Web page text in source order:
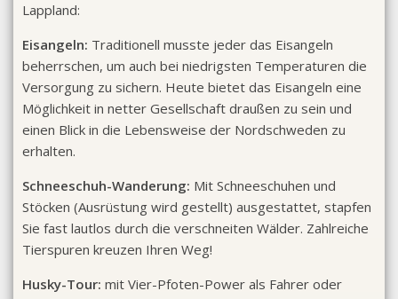
Lappland:
Eisangeln: Traditionell musste jeder das Eisangeln
beherrschen, um auch bei niedrigsten Temperaturen die
Versorgung zu sichern. Heute bietet das Eisangeln eine
Möglichkeit in netter Gesellschaft draußen zu sein und
einen Blick in die Lebensweise der Nordschweden zu
erhalten.
Schneeschuh-Wanderung: Mit Schneeschuhen und
Stöcken (Ausrüstung wird gestellt) ausgestattet, stapfen
Sie fast lautlos durch die verschneiten Wälder. Zahlreiche
Tierspuren kreuzen Ihren Weg!
Husky-Tour: mit Vier-Pfoten-Power als Fahrer oder